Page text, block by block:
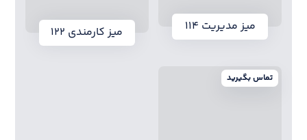
میز مدیریت ۱۱۴ میز کارمندی ۱۲۲
تماس بگیرید